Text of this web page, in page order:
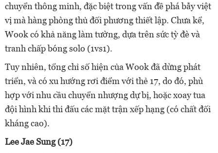
chuyển thông minh, đặc biệt trong vấn đề phá bẫy việt
vị mà hàng phòng thủ đối phương thiết lập. Chưa kể,
Wook có khả năng làm tường, dựa trên sức tỳ đè và
tranh chấp bóng solo (1vs1).
Tuy nhiên, tổng chỉ số hiện của Wook đã dừng phát
triển, và có xu hướng rơi điểm với thẻ 17, do đó, phù
hợp với nhu cầu chuyển nhượng dự bị, hoặc xoay tua
đội hình khi thi đấu các mặt trận xếp hạng (có chất đối
kháng cao).
Lee Jae Sung (17)